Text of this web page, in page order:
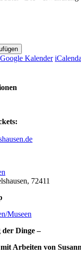
Google Kalender
72411
Museen
Dinge –
Arbeiten von